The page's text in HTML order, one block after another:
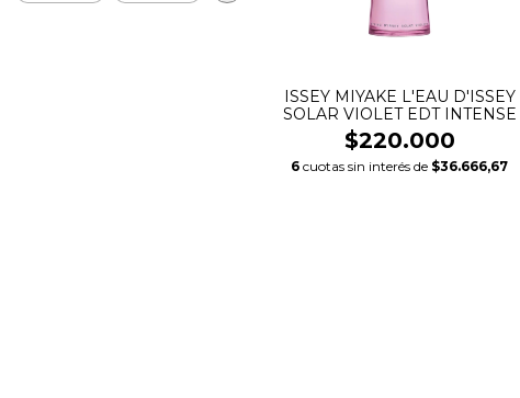
ISSEY MIYAKE L'EAU D'ISSEY
SOLAR VIOLET EDT INTENSE
$220.000
6 cuotas sin interés de $36.666,67